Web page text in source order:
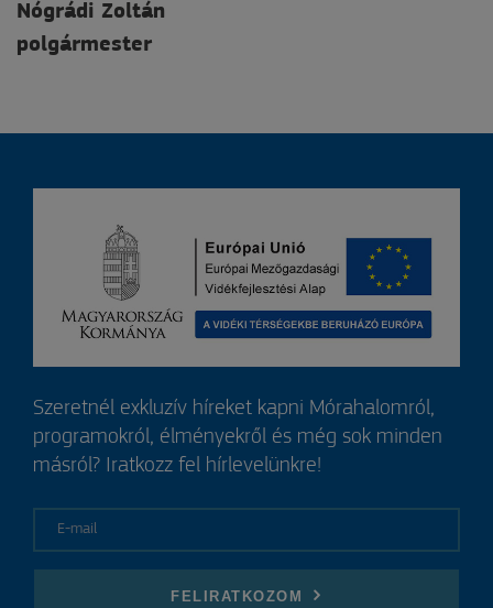
Nógrádi Zoltán
polgármester
Szeretnél exkluzív híreket kapni Mórahalomról,
programokról, élményekről és még sok minden
másról? Iratkozz fel hírlevelünkre!
FELIRATKOZOM